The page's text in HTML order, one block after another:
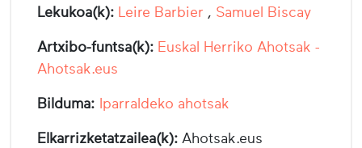
Lekukoa(k): Leire Barbier , Samuel Biscay
Artxibo-funtsa(k): Euskal Herriko Ahotsak -
Ahotsak.eus
Bilduma: Iparraldeko ahotsak
Elkarrizketatzailea(k): Ahotsak.eus